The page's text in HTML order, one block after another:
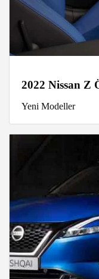
2022 Nissan Z
Yeni Modeller